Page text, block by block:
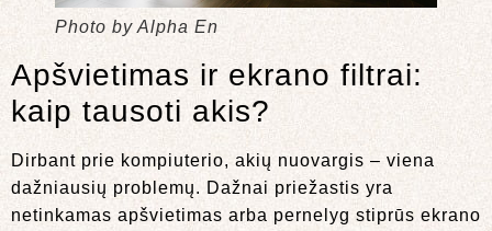
Photo by Alpha En
Apšvietimas ir ekrano filtrai:
kaip tausoti akis?
Dirbant prie kompiuterio, akių nuovargis – viena
dažniausių problemų. Dažnai priežastis yra
netinkamas apšvietimas arba pernelyg stiprūs ekrano